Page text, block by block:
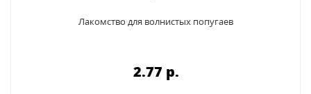
Лакомство для волнистых попугаев
2.77 p.